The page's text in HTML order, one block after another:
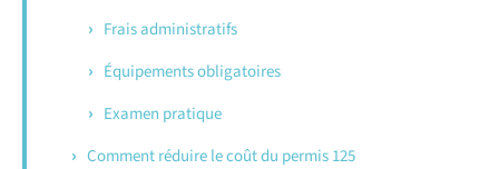
Frais administratifs
Équipements obligatoires
Examen pratique
Comment réduire le coût du permis 125